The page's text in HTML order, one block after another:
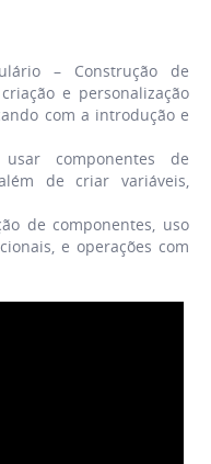
– Construção de
e personalização
com a introdução e
componentes de
de criar variáveis,
de componentes, uso
e operações com